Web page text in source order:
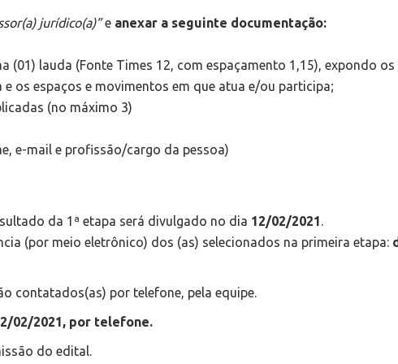
jurídico(a)”e anexar a seguinte documentação:
(01) lauda (Fonte Times 12, com espaçamento 1,15), expondo os
os espaços e movimentos em que atua e/ou participa;
(no máximo 3)
e-mail e profissão/cargo da pessoa)
da 1ª etapa será divulgado no dia 12/02/2021.
(por meio eletrônico) dos (as) selecionados na primeira etapa:
contatados(as) por telefone, pela equipe.
02/2021, por telefone.
do edital.